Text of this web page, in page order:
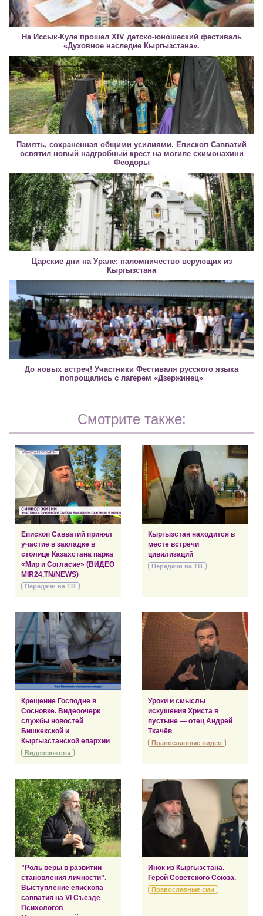
На Иссык-Куле прошел XIV детско-юношеский фестиваль
«Духовное наследие Кыргызстана».
Память, сохраненная общими усилиями. Епископ Савватий
освятил новый надгробный крест на могиле схимонахини
Феодоры
Царские дни на Урале: паломничество верующих из
Кыргызстана
До новых встреч! Участники Фестиваля русского языка
попрощались с лагерем «Дзержинец»
Смотрите также:
Епископ Савватий принял
участие в закладке в
столице Казахстана парка
«Мир и Согласие» (ВИДЕО
MIR24.TN/NEWS)
Передачи на ТВ
Кыргызстан находится в
месте встречи
цивилизаций
Передачи на ТВ
Крещение Господне в
Сосновке. Видеоочерк
службы новостей
Бишкекской и
Кыргызстанской епархии
Видеосюжеты
Уроки и смыслы
искушения Христа в
пустыне — отец Андрей
Ткачёв
Православные видео
"Роль веры в развитии
становления личности".
Выступление епископа
савватия на VI Съезде
Психологов
Инок из Кыргызстана.
Герой Советского Союза.
Православные сми